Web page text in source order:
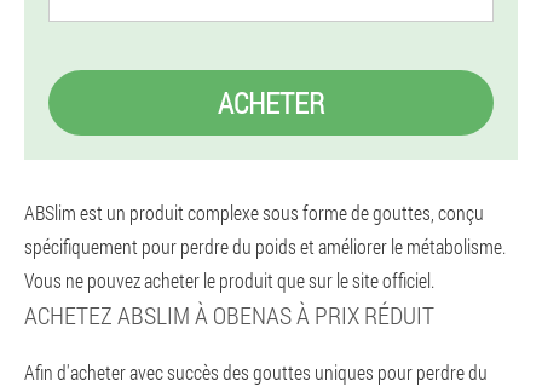
ACHETER
ABSlim est un produit complexe sous forme de gouttes, conçu
spécifiquement pour perdre du poids et améliorer le métabolisme.
Vous ne pouvez acheter le produit que sur le site officiel.
ACHETEZ ABSLIM À OBENAS À PRIX RÉDUIT
Afin d'acheter avec succès des gouttes uniques pour perdre du